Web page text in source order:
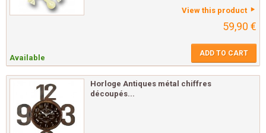
View this product
59,90 €
Available ADD TO CART
Horloge Antiques métal chiffres
découpés...